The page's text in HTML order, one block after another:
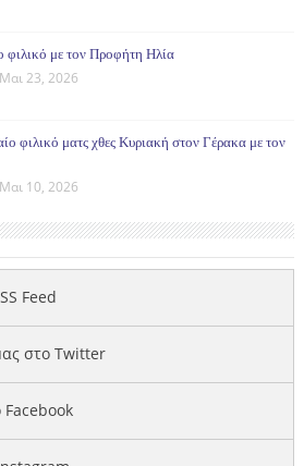
με τον Προφήτη Ηλία
Μαι 23, 2026
φιλικό ματς χθες Κυριακή στον Γέρακα με τον
Μαι 10, 2026
Feed
στο Twitter
Facebook